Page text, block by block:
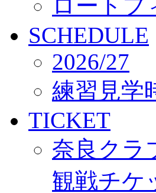
ロートフ
SCHEDULE
2026/27
練習見学
TICKET
奈良クラ
観戦チケ